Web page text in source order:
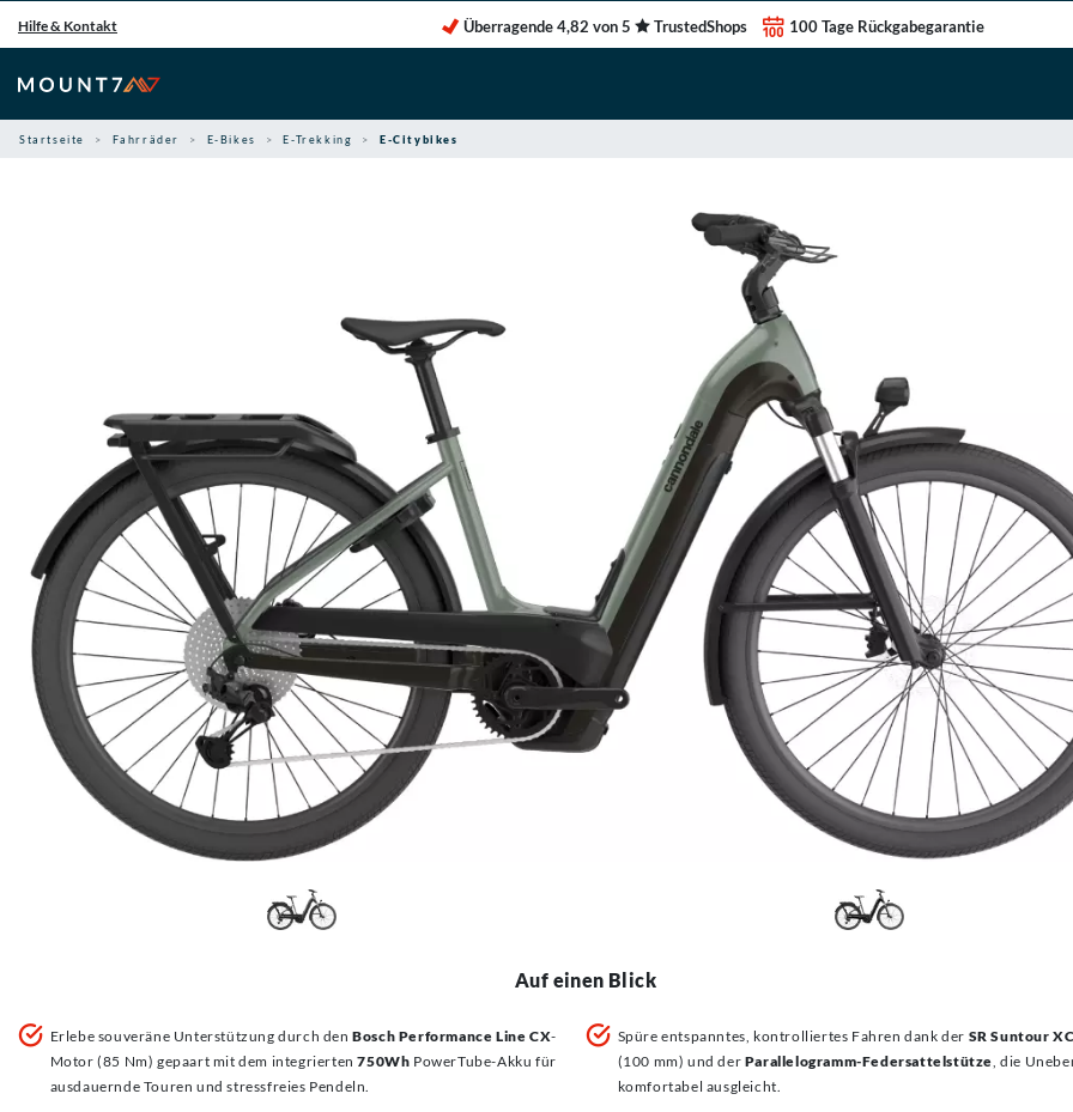
Inhalt
springen
Hilfe & Kontakt Überragende 4,82 von 5 TrustedShops 100 Tage Rückgabegarantie
Startseite Fahrräder E-Bikes E-Trekking E-Citybikes
Auf einen Blick
Erlebe souveräne Unterstützung durch denBosch Performance Line CX-
Motor (85 Nm) gepaart mit dem integrierten750Wh PowerTube-Akku für
ausdauernde Touren und stressfreies Pendeln.
Spüre entspanntes, kontrolliertes Fahren dank der SR Suntour
(100 mm) und der Parallelogramm-Federsattelstütze, die
komfortabel ausgleicht.